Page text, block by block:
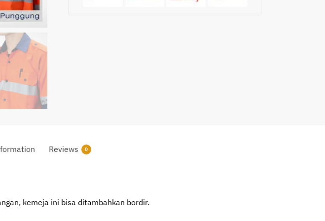
Reviews 0
kemeja ini bisa ditambahkan bordir.